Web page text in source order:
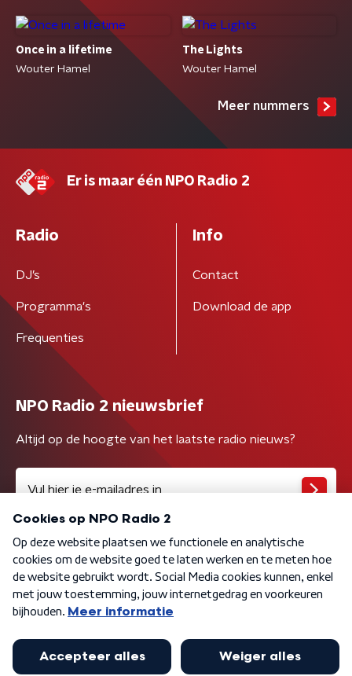
Once in a lifetime
Wouter Hamel
The Lights
Wouter Hamel
Meer nummers
Er is maar één NPO Radio 2
Radio
DJ’s
Programma's
Frequenties
Info
Contact
Download de app
NPO Radio 2 nieuwsbrief
Altijd op de hoogte van het laatste radio nieuws?
Algemene voorwaarden